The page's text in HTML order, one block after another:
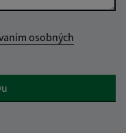
osobných